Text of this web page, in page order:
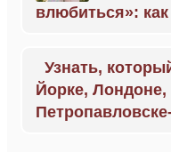
влюбиться»: как
Узнать,
Йорке, Лондоне,